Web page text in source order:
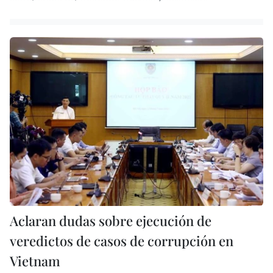
Aclaran dudas sobre ejecución de
veredictos de casos de corrupción en
Vietnam